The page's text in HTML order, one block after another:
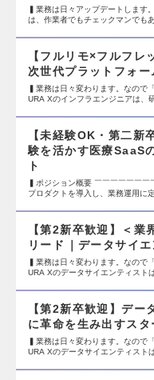
▍業務は日々アップデートします
は、作業者でもチェックマンでも
【フルリモ×フルフレ
次世代プラットフォ
▍業務は日々変わります。なので
URA Xのインフラエンジニアは、
【未経験OK・第二新
験を活かす医療SaaS
ト
▍ポジション概要 ￣￣￣￣￣￣￣
プロダクトを導入し、業務運用に
【第2新卒歓迎】＜業
リード⁠｜データサイエ
▍業務は日々変わります。なので
URA Xのデータサイエンティスト
【第2新卒歓迎】デー
に革命を生み出すス
▍業務は日々変わります。なので
URA Xのデータサイエンティスト